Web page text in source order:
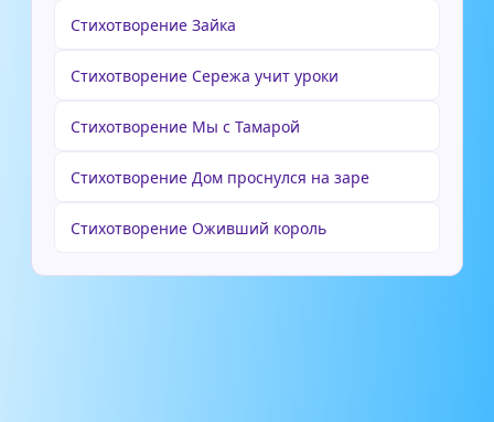
Стихотворение Зайка
Стихотворение Сережа учит уроки
Стихотворение Мы с Тамарой
Стихотворение Дом проснулся на заре
Стихотворение Оживший король